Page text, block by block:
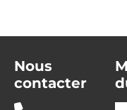
Nous
contacter